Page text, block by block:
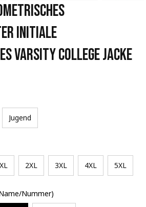
Initiale
Varsity College Jacke
Jugend
XL 2XL 3XL 4XL 5XL
Nummer)